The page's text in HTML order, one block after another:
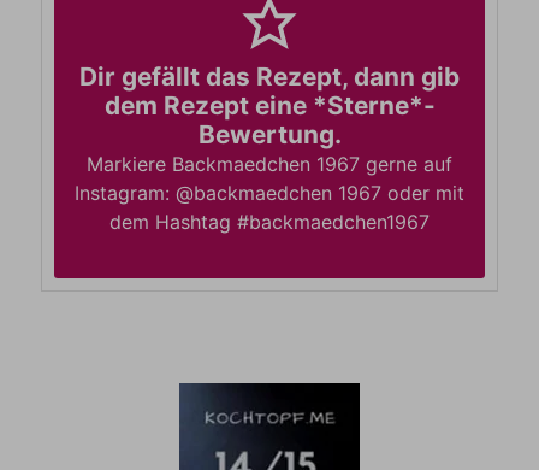
Dir gefällt das Rezept, dann gib
dem Rezept eine *Sterne*-
Bewertung.
Markiere Backmaedchen 1967 gerne auf
Instagram: @backmaedchen 1967 oder mit
dem Hashtag #backmaedchen1967